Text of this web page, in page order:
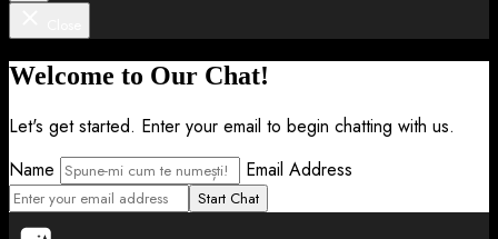
Welcome to Our Chat!
Let's get started. Enter your email to begin chatting with us.
Name
Email Address
Start Chat